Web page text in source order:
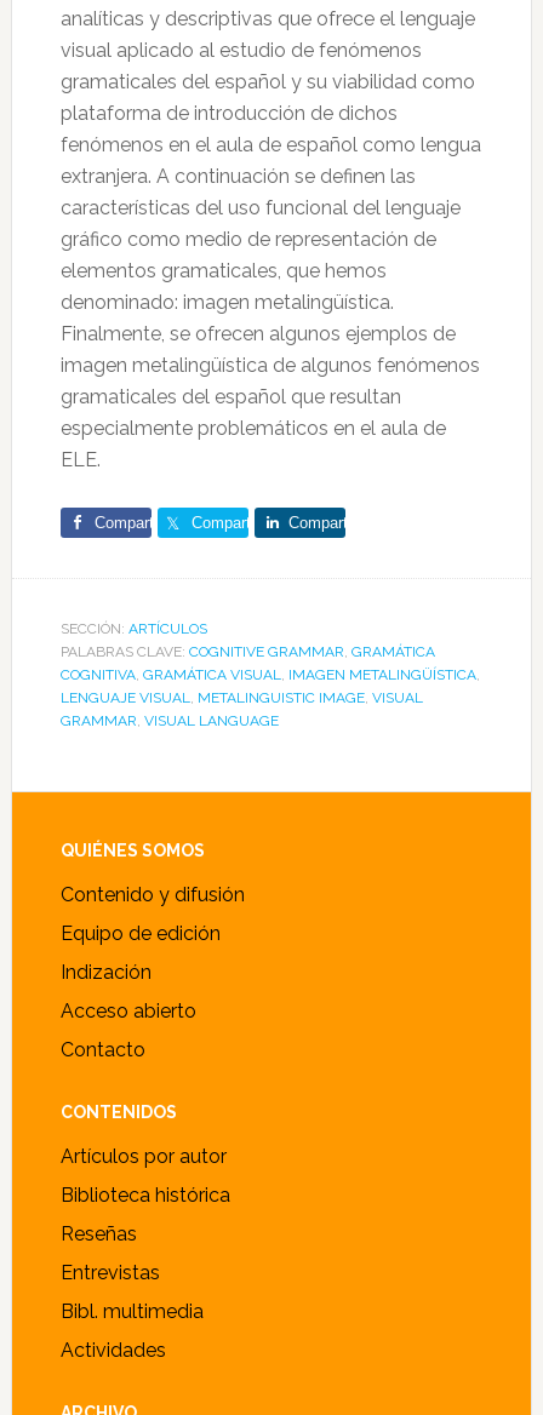
analíticas y descriptivas que ofrece el lenguaje
visual aplicado al estudio de fenómenos
gramaticales del español y su viabilidad como
plataforma de introducción de dichos
fenómenos en el aula de español como lengua
extranjera. A continuación se definen las
características del uso funcional del lenguaje
gráfico como medio de representación de
elementos gramaticales, que hemos
denominado: imagen metalingüística.
Finalmente, se ofrecen algunos ejemplos de
imagen metalingüística de algunos fenómenos
gramaticales del español que resultan
especialmente problemáticos en el aula de
ELE.
Comparte Comparte Comparte
SECCIÓN: ARTÍCULOS
PALABRAS CLAVE: COGNITIVE GRAMMAR, GRAMÁTICA
COGNITIVA, GRAMÁTICA VISUAL, IMAGEN METALINGÜÍSTICA,
LENGUAJE VISUAL, METALINGUISTIC IMAGE, VISUAL
GRAMMAR, VISUAL LANGUAGE
Footer
QUIÉNES SOMOS
Contenido y difusión
Equipo de edición
Indización
Acceso abierto
Contacto
CONTENIDOS
Artículos por autor
Biblioteca histórica
Reseñas
Entrevistas
Bibl. multimedia
Actividades